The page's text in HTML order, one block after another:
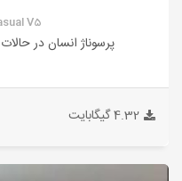
V5
پرسوناژ انسان در
4.32 گیگابایت